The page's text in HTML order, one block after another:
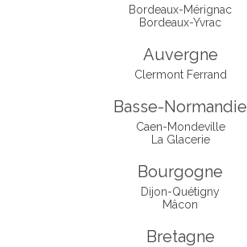
Bordeaux-Mérignac
Bordeaux-Yvrac
Auvergne
Clermont Ferrand
Basse-Normandie
Caen-Mondeville
La Glacerie
Bourgogne
Dijon-Quétigny
Mâcon
Bretagne